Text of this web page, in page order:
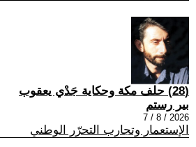
(28) حلف مكة وحكاية جَدْي يعقوب
بير رستم
2026 / 8 / 7
الإستعمار وتجارب التحرّر الوطني